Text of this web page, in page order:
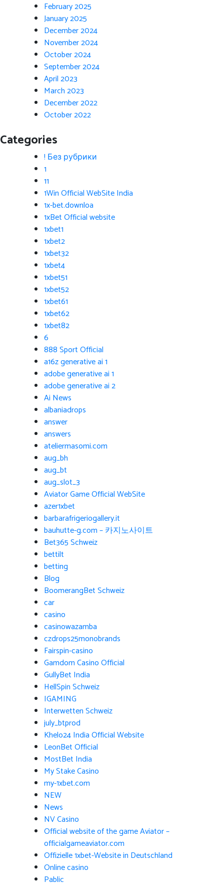
February 2025
January 2025
December 2024
November 2024
October 2024
September 2024
April 2023
March 2023
December 2022
October 2022
Categories
! Без рубрики
1
11
1Win Official WebSite India
1x-bet.downloa
1xBet Official website
1xbet1
1xbet2
1xbet32
1xbet4
1xbet51
1xbet52
1xbet61
1xbet62
1xbet82
6
888 Sport Official
a16z generative ai 1
adobe generative ai 1
adobe generative ai 2
Ai News
albaniadrops
answer
answers
ateliermasomi.com
aug_bh
aug_bt
aug_slot_3
Aviator Game Official WebSite
azer1xbet
barbarafrigeriogallery.it
bauhutte-g.com – 카지노사이트
Bet365 Schweiz
bettilt
betting
Blog
BoomerangBet Schweiz
car
casino
casinowazamba
czdrops25monobrands
Fairspin-casino
Gamdom Casino Official
GullyBet India
HellSpin Schweiz
IGAMING
Interwetten Schweiz
july_btprod
Khelo24 India Official Website
LeonBet Official
MostBet India
My Stake Casino
my-1xbet.com
NEW
News
NV Casino
Official website of the game Aviator –
officialgameaviator.com
Offizielle 1xbet-Website in Deutschland
Online casino
Pablic